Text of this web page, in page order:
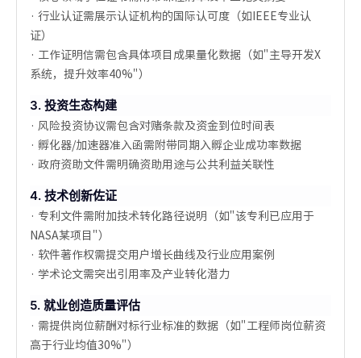
· 行业认证需展示认证机构的国际认可度（如IEEE专业认
证）
· 工作证明信需包含具体项目成果量化数据（如"主导开发X
系统，提升效率40%"）
3. 投资生态构建
· 风险投资协议需包含对赌条款及资金到位时间表
· 孵化器/加速器准入函需附带同期入孵企业成功率数据
· 政府资助文件需明确资助用途与公共利益关联性
4. 技术创新佐证
· 专利文件需附加技术转化路径说明（如"该专利已应用于
NASA某项目"）
· 软件著作权需提交用户增长曲线及行业应用案例
· 学术论文需突出引用率及产业转化潜力
5. 就业创造质量评估
· 需提供岗位薪酬对标行业标准的数据（如"工程师岗位薪资
高于行业均值30%"）